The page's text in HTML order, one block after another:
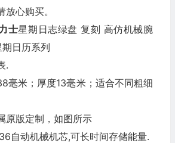
心购买。
士星期日志绿盘 复刻 高仿机械腕
日历系列
.
毫米；厚度13毫米；适合不同粗细
原版定制，如图所示
自动机械机芯,可长时间存储能量.